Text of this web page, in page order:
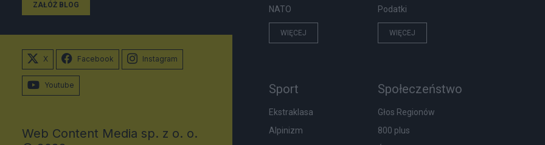
ZAŁÓŻ BLOG
NATO
WIĘCEJ
Podatki
WIĘCEJ
Sport
Ekstraklasa
Alpinizm
Społeczeństwo
Głos Regionów
800 plus
X Facebook Instagram
Youtube
Web Content Media sp. z o. o.